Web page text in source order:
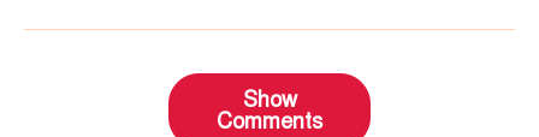
Show
Comments